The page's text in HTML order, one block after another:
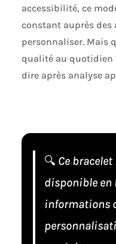
accessibilité, ce
constant auprès des
personnaliser. Mais
qualité au quotidien
dire après analyse
🔍 Ce
disponible en
informations